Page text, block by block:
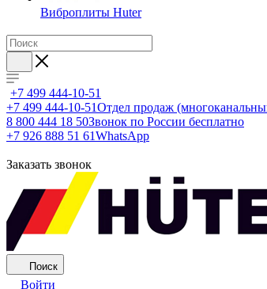
Виброплиты Huter
+7 499 444-10-51
+7 499 444-10-51Отдел продаж
8 800 444 18 50Звонок по России бесплатно
+7 926 888 51 61WhatsApp
Заказать звонок
Поиск
Войти